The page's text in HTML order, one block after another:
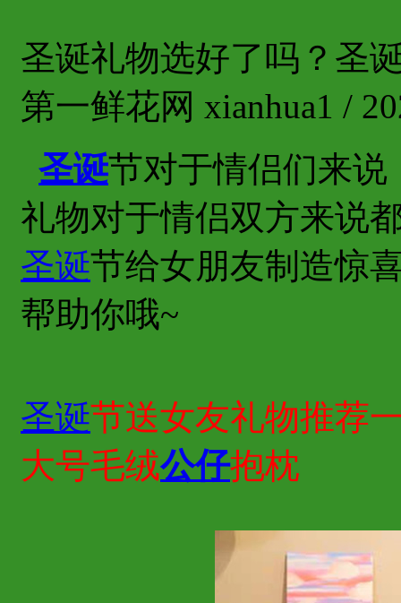
圣诞礼物选好了吗？圣
第一鲜花网 xianhua1 /
圣诞节对于情侣们来
礼物对于情侣双方来说
圣诞节给女朋友制造惊
帮助你哦~
圣诞节送女友礼物推荐
大号毛绒公仔抱枕